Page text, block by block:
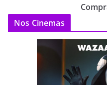
Nos Cinemas